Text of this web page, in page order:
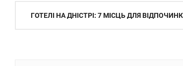
Навігація
ГОТЕЛІ НА ДНІСТРІ: 7 МІСЦЬ ДЛЯ